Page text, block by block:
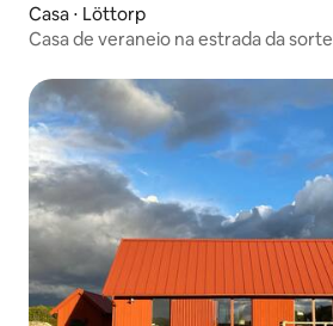
Casa ⋅ Löttorp
Casa de veraneio na estrada da sorte